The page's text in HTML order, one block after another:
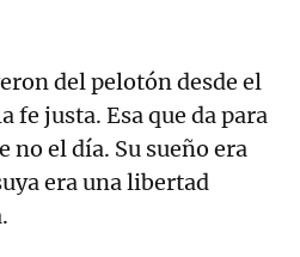
del pelotón desde el
fe justa. Esa que da para
no el día. Su sueño era
era una libertad